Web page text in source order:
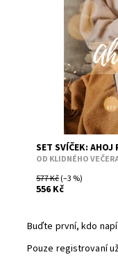
PODZIM. Přináší
pečlivě chystá na
pumpkins
Dostupnost:
2820
SET SVÍČEK: AHOJ
OD KLIDNÉHO
577 Kč(–3 %)
556 Kč
Buďte první, kdo
Pouze registrovaní